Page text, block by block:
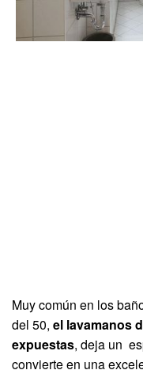
Muy común en los
del 50, el lavamanos
expuestas, deja un
convierte en una